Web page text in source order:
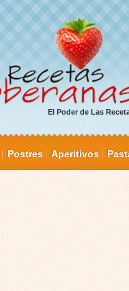
El Poder de Las
Postres Aperitivos